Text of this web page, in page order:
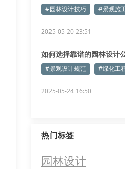
#园林设计技巧 #景观施
2025-05-20 23:51
如何选择靠谱的园林设计
#景观设计规范 #绿化工
2025-05-24 16:50
热门标签
园林设计